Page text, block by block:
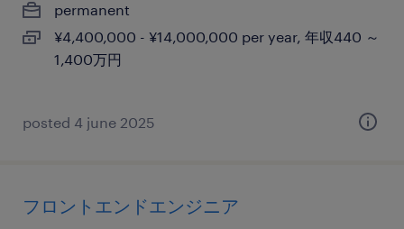
permanent
¥4,400,000 - ¥14,000,000 per year, 年収440 ～
1,400万円
posted 4 june 2025
フロントエンドエンジニア